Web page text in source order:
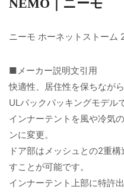
NEMO｜ニーモ
ニーモ ホーネットストーム
■メーカー説明文引用
快適性、居住性を保ちなが
ULバックパッキングモデル
インナーテントを風や冷気
ンに変更。
ドア部はメッシュとの2重
すことが可能です。
インナーテント上部に特許